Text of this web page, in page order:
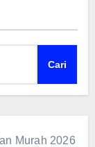
Cari
Murah 2026